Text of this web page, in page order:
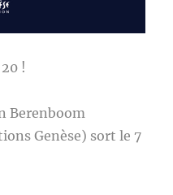
!
Berenboom
Genèse) sort le 7